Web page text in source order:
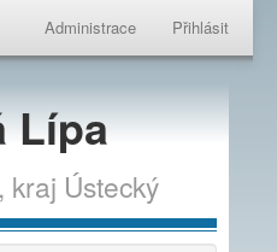
Administrace Přihlásit
Lípa
kraj Ústecký